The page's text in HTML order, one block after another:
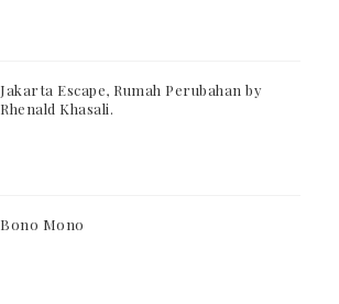
Jakarta Escape, Rumah Perubahan by
Rhenald Khasali.
Bono Mono